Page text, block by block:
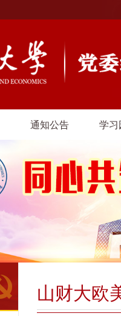
通知公告 学
山财大欧